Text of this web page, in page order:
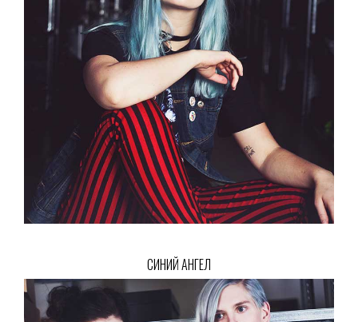
СИНИЙ АНГЕЛ